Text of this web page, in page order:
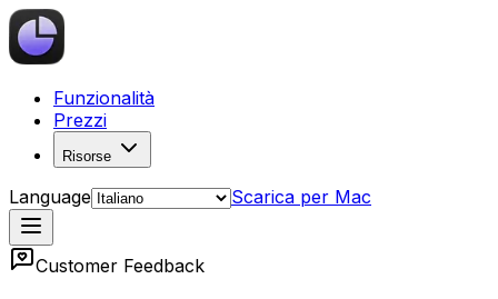
Funzionalità
Prezzi
Risorse
Language Scarica per Mac
Customer Feedback